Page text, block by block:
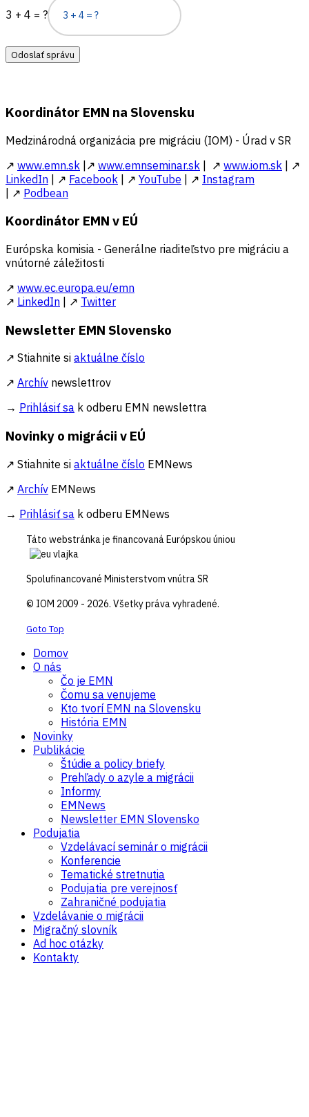
3 + 4 = ?
Odoslať správu
Koordinátor EMN na Slovensku
Medzinárodná organizácia pre migráciu (IOM) - Úrad v SR
↗ www.emn.sk |↗ www.emnseminar.sk | ↗ www.iom.sk | ↗
LinkedIn | ↗ Facebook | ↗ YouTube | ↗ Instagram
| ↗ Podbean
Koordinátor EMN v EÚ
Európska komisia - Generálne riaditeľstvo pre migráciu a
vnútorné záležitosti
↗ www.ec.europa.eu/emn
↗ LinkedIn | ↗ Twitter
Newsletter EMN Slovensko
↗ Stiahnite si aktuálne číslo
↗ Archív newslettrov
→ Prihlásiť sa k odberu EMN newslettra
Novinky o migrácii v EÚ
↗ Stiahnite si aktuálne číslo EMNews
↗ Archív EMNews
→ Prihlásiť sa k odberu EMNews
Táto webstránka je financovaná Európskou úniou
Spolufinancované Ministerstvom vnútra SR
© IOM 2009 - 2026. Všetky práva vyhradené.
Goto Top
Domov
O nás
Čo je EMN
Čomu sa venujeme
Kto tvorí EMN na Slovensku
História EMN
Novinky
Publikácie
Štúdie a policy briefy
Prehľady o azyle a migrácii
Informy
EMNews
Newsletter EMN Slovensko
Podujatia
Vzdelávací seminár o migrácii
Konferencie
Tematické stretnutia
Podujatia pre verejnosť
Zahraničné podujatia
Vzdelávanie o migrácii
Migračný slovník
Ad hoc otázky
Kontakty